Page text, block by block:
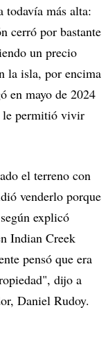
todavía más alta:
cerró por bastante
un precio
la isla, por encima
en mayo de 2024
le permitió vivir
el terreno con
venderlo porque
explicó
Indian Creek
pensó que era
dijo a
Daniel Rudoy.